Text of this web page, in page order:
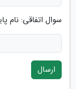
سوال اتفاقی: نام
ارسال